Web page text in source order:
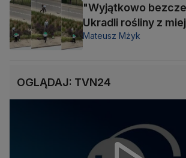
"Wyjątkowo
Ukradli rośliny z
Mateusz Mżyk
OGLĄDAJ: TVN24